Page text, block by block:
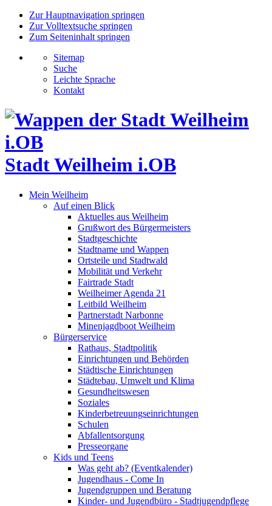
Zur Hauptnavigation springen
Zur Volltextsuche springen
Zum Seiteninhalt springen
Sitemap
Suche
Leichte Sprache
Kontakt
Stadt Weilheim i.OB
Mein Weilheim
Auf einen Blick
Aktuelles aus Weilheim
Grußwort des Bürgermeisters
Stadtgeschichte
Stadtname und Wappen
Ortsteile und Stadtwald
Mobilität und Verkehr
Fairtrade Stadt
Weilheimer Agenda 21
Leitbild Weilheim
Partnerstadt Narbonne
Minenjagdboot Weilheim
Bürgerservice
Rathaus, Stadtpolitik
Einrichtungen und Behörden
Städtische Einrichtungen
Städtebau, Umwelt und Klima
Gesundheitswesen
Soziales
Kinderbetreuungseinrichtungen
Schulen
Abfallentsorgung
Presseorgane
Kids und Teens
Was geht ab? (Eventkalender)
Jugendhaus - Come In
Jugendgruppen und Beratung
Kinder- und Jugendbüro - Stadtjugendpflege